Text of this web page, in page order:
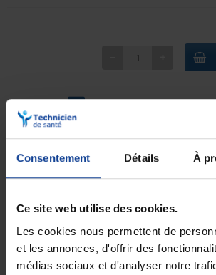
Consentement Détails À
Ce site web utilise des cookies.
Les cookies nous permettent de
et les annonces, d'offrir des
médias sociaux et d'analyser notre
Livraison gratuite
En magasin Technicien de santé
En France à domicile à partir de 99€
d'achats
Paiement
carte
Expédition
soignée et discrète
Lundi au